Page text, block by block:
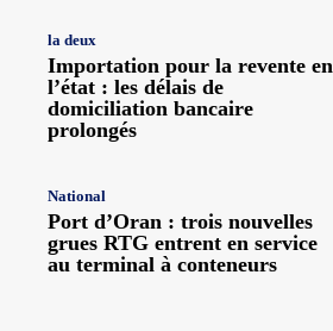
la deux
Importation pour la revente en
l’état : les délais de
domiciliation bancaire
prolongés
National
Port d’Oran : trois nouvelles
grues RTG entrent en service
au terminal à conteneurs